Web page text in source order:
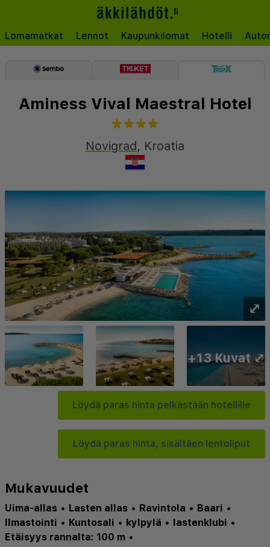
Lomamatkat Lennot Kaupunkilomat Hotelli
Aminess Vival Maestral Hotel
Novigrad, Kroatia
⤢
Löydä paras hinta pelkästään hotellille
Löydä paras hinta, sisältäen lentoliput
+13 Kuvat ⤢
Mukavuudet
Uima-allas • Lasten allas • Ravintola • Baari •
Ilmastointi • Kuntosali • kylpylä • lastenklubi •
Etäisyys rannalta: 100 m •